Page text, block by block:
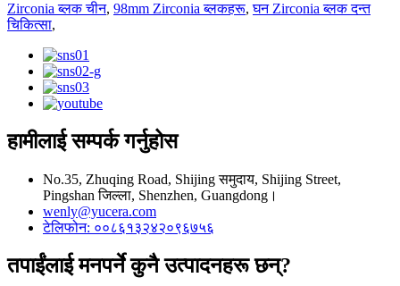
Zirconia ब्लक चीन, 98mm Zirconia ब्लकहरू,घन Zirconia ब्लक दन्त
चिकित्सा,
हामीलाई सम्पर्क गर्नुहोस
No.35, Zhuqing Road, Shijing समुदाय, Shijing Street,
Pingshan जिल्ला, Shenzhen, Guangdong।
wenly@yucera.com
टेलिफोन: ००८६१३२४२०९६७५६
तपाईंलाई मनपर्ने कुनै उत्पादनहरू छन्?